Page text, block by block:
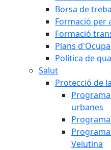
Borsa de
Formació per
Formació
Plans
Política de
Salut
Protecció de
urbanes
Velutina